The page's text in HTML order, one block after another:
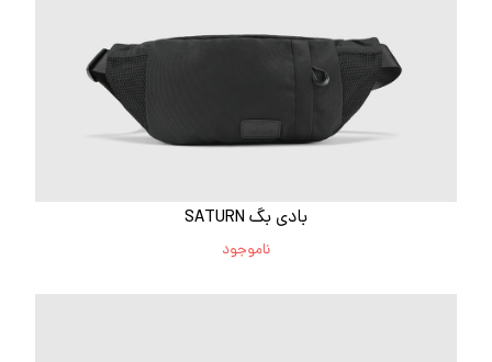
بادی بگ SATURN
ناموجود